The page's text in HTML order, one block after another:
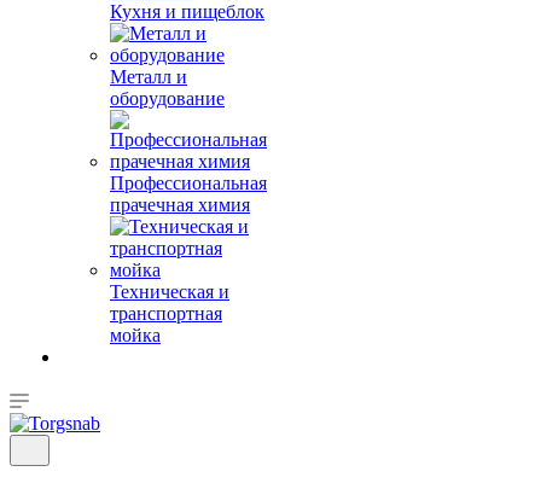
Кухня и пищеблок
Металл и
оборудование
Профессиональная
прачечная химия
Техническая и
транспортная
мойка